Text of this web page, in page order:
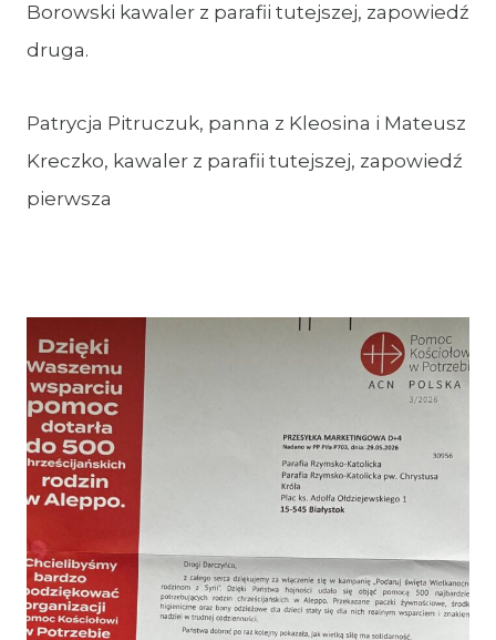
Borowski kawaler z parafii tutejszej, zapowiedź
druga.
Patrycja Pitruczuk, panna z Kleosina i Mateusz
Kreczko, kawaler z parafii tutejszej, zapowiedź
pierwsza